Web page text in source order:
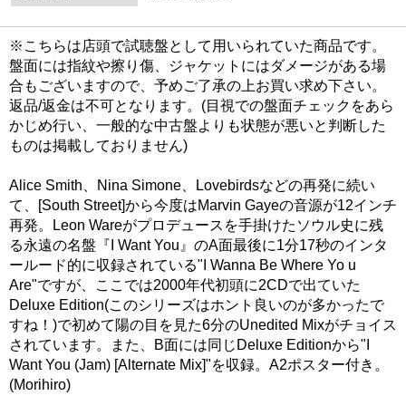
※こちらは店頭で試聴盤として用いられていた商品です。
盤面には指紋や擦り傷、ジャケットにはダメージがある場
合もございますので、予めご了承の上お買い求め下さい。
返品/返金は不可となります。(目視での盤面チェックをあら
かじめ行い、一般的な中古盤よりも状態が悪いと判断した
ものは掲載しておりません)
Alice Smith、Nina Simone、Lovebirdsなどの再発に続い
て、[South Street]から今度はMarvin Gayeの音源が12インチ
再発。Leon Wareがプロデュースを手掛けたソウル史に残
る永遠の名盤『I Want You』のA面最後に1分17秒のインタ
ールード的に収録されている"I Wanna Be Where Yo u
Are"ですが、ここでは2000年代初頭に2CDで出ていた
Deluxe Edition(このシリーズはホント良いのが多かったで
すね！)で初めて陽の目を見た6分のUnedited Mixがチョイス
されています。また、B面には同じDeluxe Editionから"I
Want You (Jam) [Alternate Mix]"を収録。A2ポスター付き。
(Morihiro)